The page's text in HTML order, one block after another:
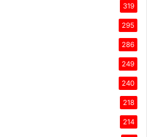
319
295
286
249
240
218
214